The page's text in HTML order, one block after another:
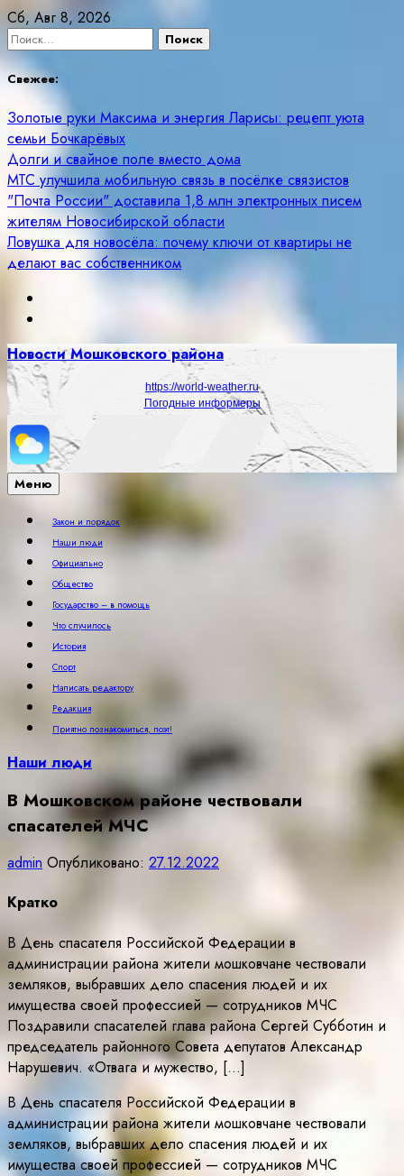
Skip
to
content
Сб, Авг 8, 2026
Найти:
Свежее:
Золотые руки Максима и энергия Ларисы: рецепт уюта
семьи Бочкарёвых
Долги и свайное поле вместо дома
МТС улучшила мобильную связь в посёлке связистов
"Почта России" доставила 1,8 млн электронных писем
жителям Новосибирской области
Ловушка для новосёла: почему ключи от квартиры не
делают вас собственником
Новости Мошковского района
https://world-weather.ru
Погодные информеры
Меню
Закон и порядок
Наши люди
Официально
Общество
Государство – в помощь
Что случилось
История
Спорт
Написать редактору
Редакция
Приятно познакомиться, поэт!
Наши люди
В Мошковском районе чествовали
спасателей МЧС
admin Опубликовано: 27.12.2022
Кратко
В День спасателя Российской Федерации в
администрации района жители мошковчане чествовали
земляков, выбравших дело спасения людей и их
имущества своей профессией — сотрудников МЧС
Поздравили спасателей глава района Сергей Субботин и
председатель районного Совета депутатов Александр
Нарушевич. «Отвага и мужество, […]
В День спасателя Российской Федерации в
администрации района жители мошковчане чествовали
земляков, выбравших дело спасения людей и их
имущества своей профессией — сотрудников МЧС